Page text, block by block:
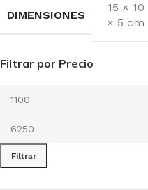
Filtrar por Precio
Filtrar
DIMENSIONES
15 × 10
× 5 cm